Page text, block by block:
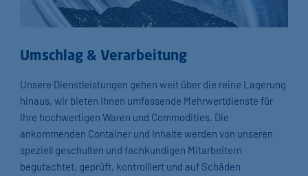
Umschlag & Verarbeitung
Unsere Dienstleistungen gehen weit über die reine Lagerung
hinaus, wir bieten Ihnen umfassende Mehrwertdienste für
Ihre hochwertigen Waren und Commodities. Die
ankommenden Container und Inhalte werden von unseren
speziell geschulten und fachkundigen Mitarbeitern
begutachtet, geprüft, kontrolliert und auf Schäden